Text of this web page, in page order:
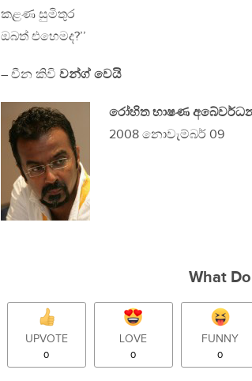
කළණ සුමිතුර
ඔබත් එහෙමද?’’
– චීන කිවි වන්ග් වෙයි
රෝහිත භාෂණ
2008 නොවැම්බර් 09
What
UPVOTE
0
LOVE
0
FUNNY
0